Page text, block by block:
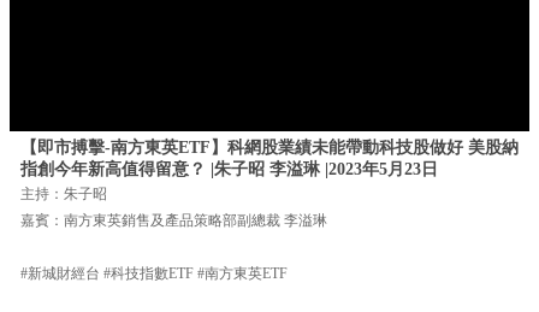
【即市搏擊-南方東英ETF】科網股業績未能帶動科技股做好 美股納
指創今年新高值得留意？ |朱子昭 李溢琳 |2023年5月23日
主持：朱子昭
嘉賓：南方東英銷售及產品策略部副總裁 李溢琳
#新城財經台 #科技指數ETF #南方東英ETF